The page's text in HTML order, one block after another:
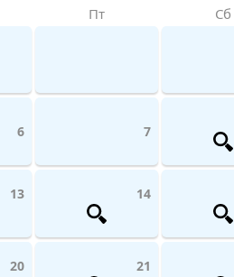
Пт Сб
6 7
13 14
20 21